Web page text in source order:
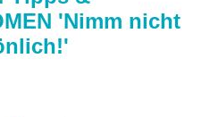
'Nimm nicht